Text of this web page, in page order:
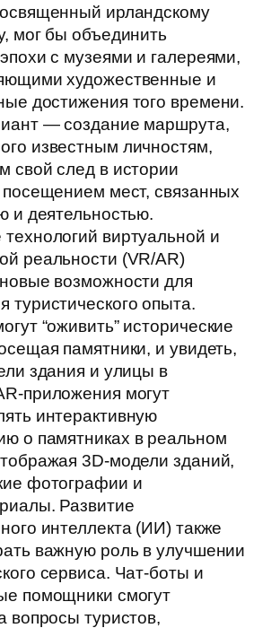
ирландскому
мог бы объединить
с музеями и галереями,
художественные и
достижения того времени.
— создание маршрута,
известным личностям,
свой след в истории
мест, связанных
и деятельностью.
виртуальной и
реальности (VR/AR)
возможности для
туристического опыта.
“оживить” исторические
памятники, и увидеть,
здания и улицы в
приложения могут
интерактивную
о памятниках в реальном
3D-модели зданий,
фотографии и
Развитие
интеллекта (ИИ) также
важную роль в улучшении
сервиса. Чат-боты и
помощники смогут
вопросы туристов,